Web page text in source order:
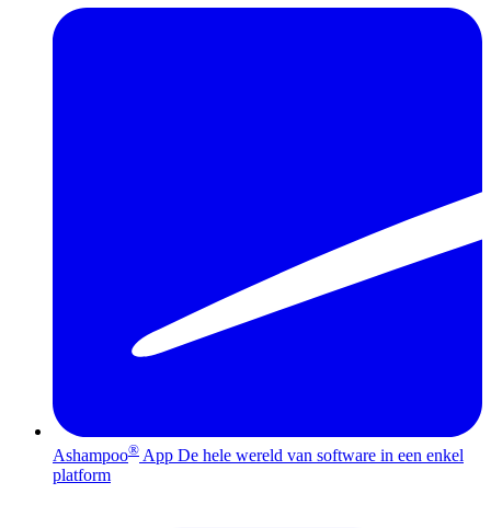
Ashampoo® App De hele wereld van software in een enkel
platform